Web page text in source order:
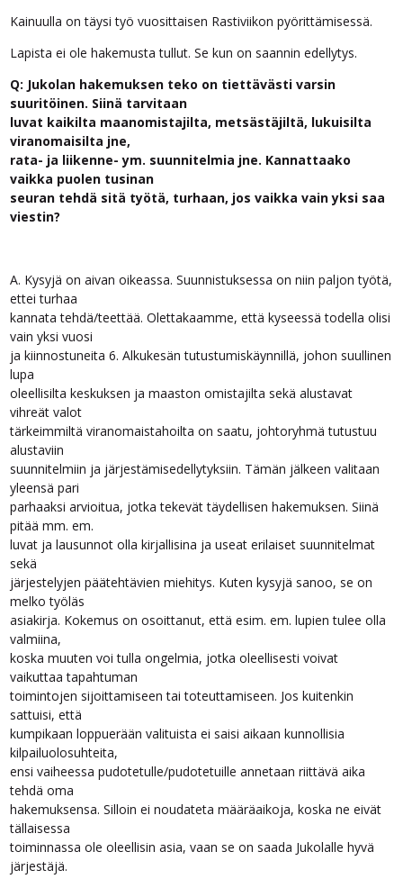
Kainuulla on täysi työ vuosittaisen Rastiviikon pyörittämisessä.
Lapista ei ole hakemusta tullut. Se kun on saannin edellytys.
Q: Jukolan hakemuksen teko on tiettävästi varsin
suuritöinen. Siinä tarvitaan
luvat kaikilta maanomistajilta, metsästäjiltä, lukuisilta
viranomaisilta jne,
rata- ja liikenne- ym. suunnitelmia jne. Kannattaako
vaikka puolen tusinan
seuran tehdä sitä työtä, turhaan, jos vaikka vain yksi saa
viestin?
A. Kysyjä on aivan oikeassa. Suunnistuksessa on niin paljon työtä,
ettei turhaa
kannata tehdä/teettää. Olettakaamme, että kyseessä todella olisi
vain yksi vuosi
ja kiinnostuneita 6. Alkukesän tutustumiskäynnillä, johon suullinen
lupa
oleellisilta keskuksen ja maaston omistajilta sekä alustavat
vihreät valot
tärkeimmiltä viranomaistahoilta on saatu, johtoryhmä tutustuu
alustaviin
suunnitelmiin ja järjestämisedellytyksiin. Tämän jälkeen valitaan
yleensä pari
parhaaksi arvioitua, jotka tekevät täydellisen hakemuksen. Siinä
pitää mm. em.
luvat ja lausunnot olla kirjallisina ja useat erilaiset suunnitelmat
sekä
järjestelyjen päätehtävien miehitys. Kuten kysyjä sanoo, se on
melko työläs
asiakirja. Kokemus on osoittanut, että esim. em. lupien tulee olla
valmiina,
koska muuten voi tulla ongelmia, jotka oleellisesti voivat
vaikuttaa tapahtuman
toimintojen sijoittamiseen tai toteuttamiseen. Jos kuitenkin
sattuisi, että
kumpikaan loppuerään valituista ei saisi aikaan kunnollisia
kilpailuolosuhteita,
ensi vaiheessa pudotetulle/pudotetuille annetaan riittävä aika
tehdä oma
hakemuksensa. Silloin ei noudateta määräaikoja, koska ne eivät
tällaisessa
toiminnassa ole oleellisin asia, vaan se on saada Jukolalle hyvä
järjestäjä.